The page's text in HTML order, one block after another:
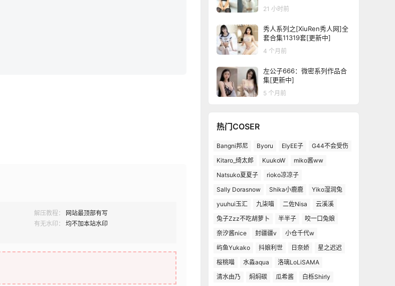
解压教程：
网站最顶部有写
有无水印：
均不加本站水印
21 小时前
秀人系列之[XiuRen秀人网]全
套合集11319套[更新中]
4 个月前
左公子666：微密系列作品合
集[更新中]
5 个月前
热门COSER
Bangni邦尼 Byoru ElyEE子
G44不会受伤
Kitaro_绮太郎
KuukoW
miko酱ww
Natsuko夏夏子
rioko凉凉子
Sally Dorasnow
Shika小鹿鹿
Yiko湿润兔
yuuhui玉汇
九柒喵 二佐Nisa
云溪溪
兔子Zzz不吃胡萝卜
半半子
咬一口兔娘
奈汐酱nice
封疆疆v
小仓千代w
屿鱼Yukako
抖娘利世 日奈娇
星之迟迟
桜桃喵
水淼aqua
洛璃LoLiSAMA
清水由乃
焖焖碳 瓜希酱
白栎Shirly